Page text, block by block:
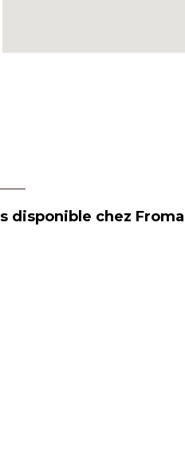
disponible chez